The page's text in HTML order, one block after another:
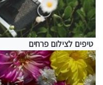
טיפים לצילום פרחים